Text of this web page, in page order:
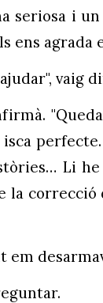
seriosa i
ens
vaig
Li
la